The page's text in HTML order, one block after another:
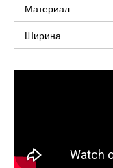
Материал
Ширина